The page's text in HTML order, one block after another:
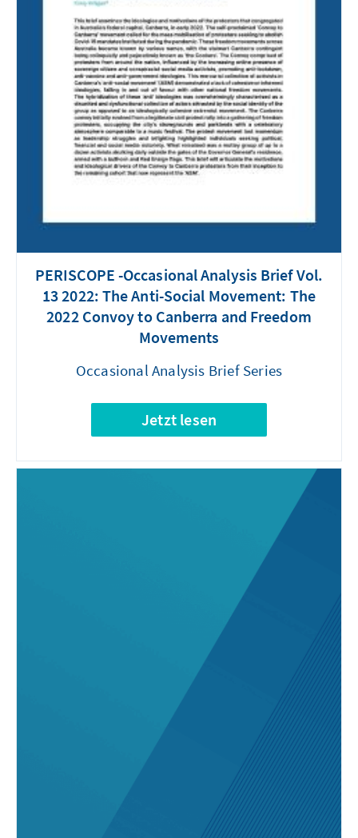
PERISCOPE -Occasional Analysis Brief Vol.
13 2022: The Anti-Social Movement: The
2022 Convoy to Canberra and Freedom
Movements
Occasional Analysis Brief Series
Jetzt lesen